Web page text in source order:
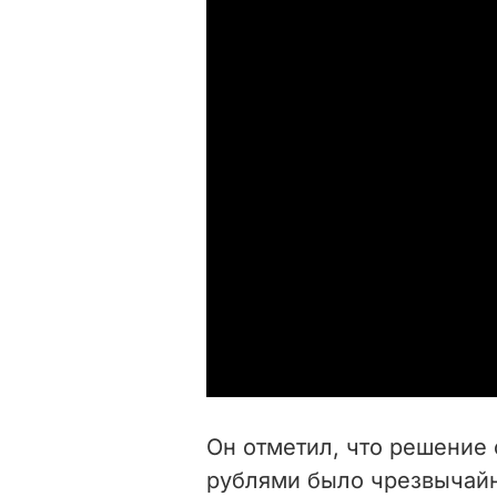
Он отметил, что
рублями было